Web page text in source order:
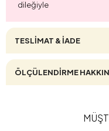
dileğiyle
TESLİMAT & İADE
ÖLÇÜLENDİRME